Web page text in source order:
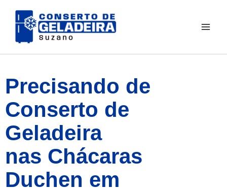
para
Precisando de
Conserto de
Geladeira
nas Chácaras
Duchen em